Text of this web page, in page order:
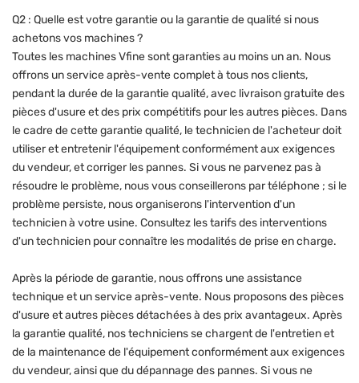
Q2 : Quelle est votre garantie ou la garantie de qualité si nous
achetons vos machines ?
Toutes les machines Vfine sont garanties au moins un an. Nous
offrons un service après-vente complet à tous nos clients,
pendant la durée de la garantie qualité, avec livraison gratuite des
pièces d'usure et des prix compétitifs pour les autres pièces. Dans
le cadre de cette garantie qualité, le technicien de l'acheteur doit
utiliser et entretenir l'équipement conformément aux exigences
du vendeur, et corriger les pannes. Si vous ne parvenez pas à
résoudre le problème, nous vous conseillerons par téléphone ; si le
problème persiste, nous organiserons l'intervention d'un
technicien à votre usine. Consultez les tarifs des interventions
d'un technicien pour connaître les modalités de prise en charge.
Après la période de garantie, nous offrons une assistance
technique et un service après-vente. Nous proposons des pièces
d'usure et autres pièces détachées à des prix avantageux. Après
la garantie qualité, nos techniciens se chargent de l'entretien et
de la maintenance de l'équipement conformément aux exigences
du vendeur, ainsi que du dépannage des pannes. Si vous ne